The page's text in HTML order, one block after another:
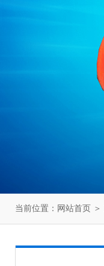
当前位置： 网站首页 ＞